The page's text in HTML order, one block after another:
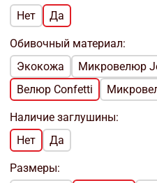
Да
Нет
Обивочный материал:
Экокожа
Микровелюр
Велюр Confetti
Наличие заглушины:
Нет
Да
Размеры: